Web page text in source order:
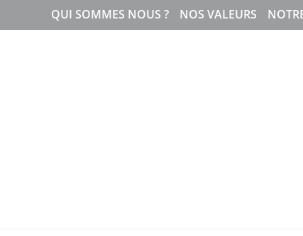
QUI SOMMES NOUS ? NOS VALEURS